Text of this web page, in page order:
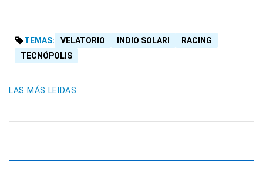
TEMAS: VELATORIO INDIO SOLARI
RACING
TECNÓPOLIS
LAS MÁS LEIDAS